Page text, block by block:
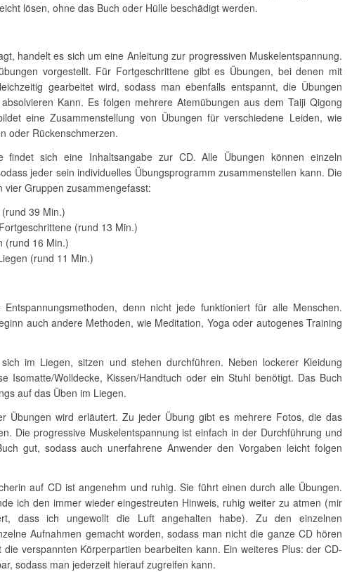
lösen, ohne das Buch oder Hülle beschädigt werden.
handelt es sich um eine Anleitung zur progressiven Muskelentspannung.
vorgestellt. Für Fortgeschrittene gibt es Übungen, bei denen mit
gearbeitet wird, sodass man ebenfalls entspannt, die Übungen
Kann. Es folgen mehrere Atemübungen aus dem Taiji Qigong
eine Zusammenstellung von Übungen für verschiedene Leiden, wie
oder Rückenschmerzen.
findet sich eine Inhaltsangabe zur CD. Alle Übungen können einzeln
jeder sein individuelles Übungsprogramm zusammenstellen kann. Die
vier Gruppen zusammengefasst:
39 Min.)
(rund 13 Min.)
(rund 16 Min.)
(rund 11 Min.)
Entspannungsmethoden, denn nicht jede funktioniert für alle Menschen.
auch andere Methoden, wie Meditation, Yoga oder autogenes Training
im Liegen, sitzen und stehen durchführen. Neben lockerer Kleidung
Isomatte/Wolldecke, Kissen/Handtuch oder ein Stuhl benötigt. Das Buch
auf das Üben im Liegen.
Übungen wird erläutert. Zu jeder Übung gibt es mehrere Fotos, die das
Die progressive Muskelentspannung ist einfach in der Durchführung und
gut, sodass auch unerfahrene Anwender den Vorgaben leicht folgen
auf CD ist angenehm und ruhig. Sie führt einen durch alle Übungen.
ich den immer wieder eingestreuten Hinweis, ruhig weiter zu atmen (mir
dass ich ungewollt die Luft angehalten habe). Zu den einzelnen
Aufnahmen gemacht worden, sodass man nicht die ganze CD hören
die verspannten Körperpartien bearbeiten kann. Ein weiteres Plus: der CD-
sodass man jederzeit hierauf zugreifen kann.